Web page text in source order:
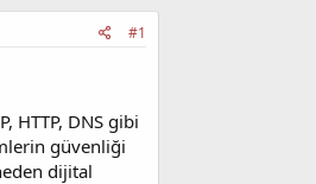
#1
HTTP, DNS gibi
güvenliği
dijital